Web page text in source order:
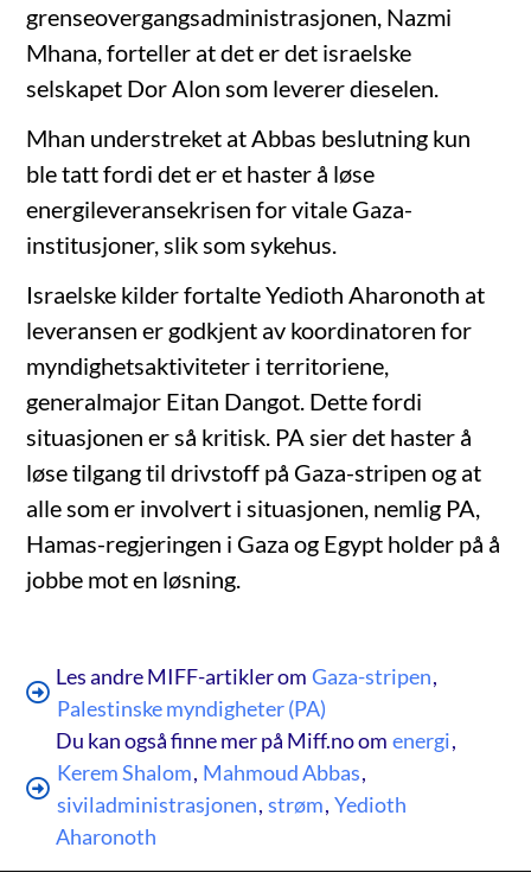
grenseovergangsadministrasjonen, Nazmi
Mhana, forteller at det er det israelske
selskapet Dor Alon som leverer dieselen.
Mhan understreket at Abbas beslutning kun
ble tatt fordi det er et haster å løse
energileveransekrisen for vitale Gaza-
institusjoner, slik som sykehus.
Israelske kilder fortalte Yedioth Aharonoth at
leveransen er godkjent av koordinatoren for
myndighetsaktiviteter i territoriene,
generalmajor Eitan Dangot. Dette fordi
situasjonen er så kritisk. PA sier det haster å
løse tilgang til drivstoff på Gaza-stripen og at
alle som er involvert i situasjonen, nemlig PA,
Hamas-regjeringen i Gaza og Egypt holder på å
jobbe mot en løsning.
Les andre MIFF-artikler om Gaza-stripen,
Palestinske myndigheter (PA)
Du kan også finne mer på Miff.no om energi,
Kerem Shalom, Mahmoud Abbas,
siviladministrasjonen, strøm, Yedioth
Aharonoth